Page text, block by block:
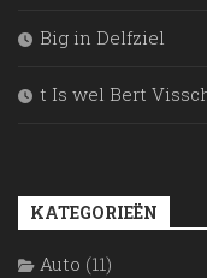
Big in Delfziel
t Is wel Bert
KATEGORIEËN
Auto (11)